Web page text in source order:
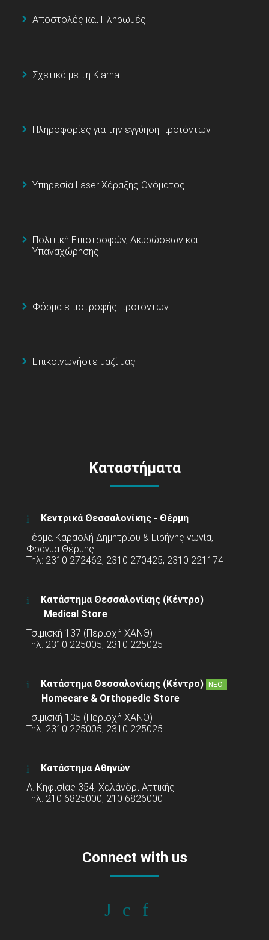
Αποστολές και Πληρωμές
Σχετικά με τη Klarna
Πληροφορίες για την εγγύηση προϊόντων
Υπηρεσία Laser Χάραξης Ονόματος
Πολιτική Επιστροφών, Ακυρώσεων και
Υπαναχώρησης
Φόρμα επιστροφής προϊόντων
Επικοινωνήστε μαζί μας
Καταστήματα
Κεντρικά Θεσσαλονίκης - Θέρμη
Τέρμα Καραολή Δημητρίου & Ειρήνης γωνία,
Φράγμα Θέρμης
Τηλ: 2310 272462, 2310 270425, 2310 221174
Κατάστημα Θεσσαλονίκης (Κέντρο)
Medical Store
Τσιμισκή 137 (Περιοχή ΧΑΝΘ)
Τηλ: 2310 225005, 2310 225025
Κατάστημα Θεσσαλονίκης (Κέντρο) ΝΕΟ
Homecare & Orthopedic Store
Τσιμισκή 135 (Περιοχή ΧΑΝΘ)
Τηλ: 2310 225005, 2310 225025
Κατάστημα Αθηνών
Λ. Κηφισίας 354, Χαλάνδρι Αττικής
Τηλ: 210 6825000, 210 6826000
Connect with us